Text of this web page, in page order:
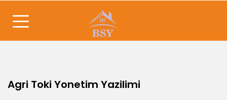
Agri Toki Yonetim Yazilimi